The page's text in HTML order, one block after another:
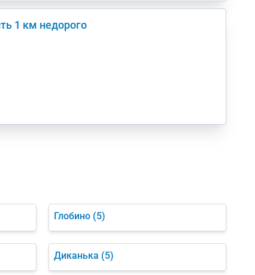
1 км недорого
Глобино (5)
Диканька (5)